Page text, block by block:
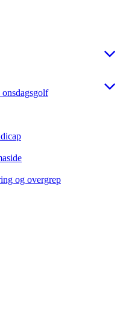
og overgrep